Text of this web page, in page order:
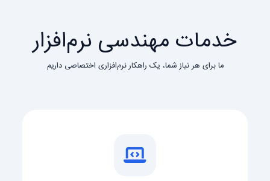
خدمات مهندسی نرم‌افزار
ما برای هر نیاز شما، یک راهکار نرم‌افزاری اختصاصی داریم